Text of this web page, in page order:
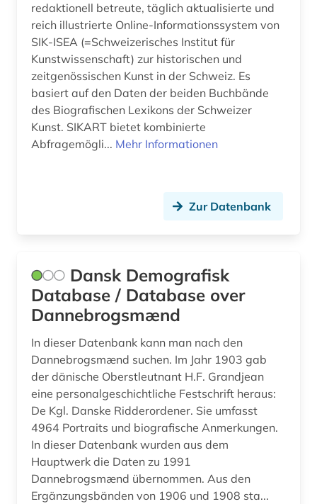
redaktionell betreute, täglich aktualisierte und
reich illustrierte Online-Informationssystem von
SIK-ISEA (=Schweizerisches Institut für
Kunstwissenschaft) zur historischen und
zeitgenössischen Kunst in der Schweiz. Es
basiert auf den Daten der beiden Buchbände
des Biografischen Lexikons der Schweizer
Kunst. SIKART bietet kombinierte
Abfragemögli... Mehr Informationen
Zur Datenbank
Dansk Demografisk
Database / Database over
Dannebrogsmænd
In dieser Datenbank kann man nach den
Dannebrogsmænd suchen. Im Jahr 1903 gab
der dänische Oberstleutnant H.F. Grandjean
eine personalgeschichtliche Festschrift heraus:
De Kgl. Danske Ridderordener. Sie umfasst
4964 Portraits und biografische Anmerkungen.
In dieser Datenbank wurden aus dem
Hauptwerk die Daten zu 1991
Dannebrogsmænd übernommen. Aus den
Ergänzungsbänden von 1906 und 1908 sta...